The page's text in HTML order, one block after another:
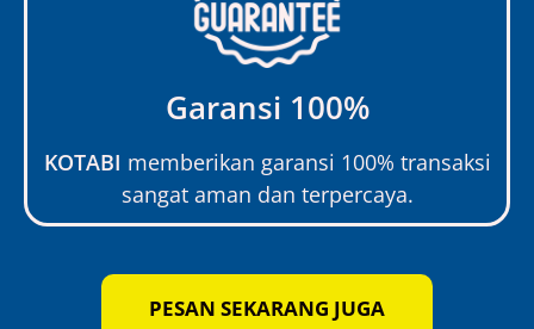
Garansi 100%
KOTABI memberikan garansi 100% transaksi
sangat aman dan terpercaya.
PESAN SEKARANG JUGA